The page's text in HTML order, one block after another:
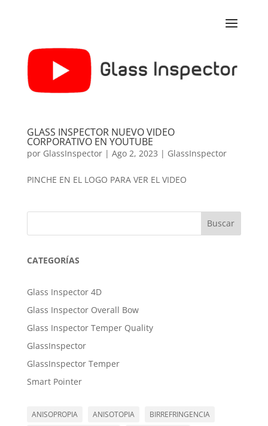
GLASS INSPECTOR NUEVO VIDEO
CORPORATIVO EN YOUTUBE
por GlassInspector| Ago 2, 2023 | GlassInspector
PINCHE EN EL LOGO PARA VER EL VIDEO
Buscar
CATEGORÍAS
Glass Inspector 4D
Glass Inspector Overall Bow
Glass Inspector Temper Quality
GlassInspector
GlassInspector Temper
Smart Pointer
ANISOPROPIA ANISOTOPIA
BIRREFRINGENCIA